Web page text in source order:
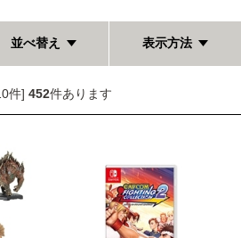
並べ替え 表示方法
件] 452件あります